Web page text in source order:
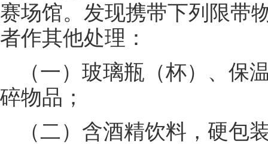
赛场馆。发现携带下列限带
者作其他处理：
（一）玻璃瓶（杯）、保
碎物品；
（二）含酒精饮料，硬包